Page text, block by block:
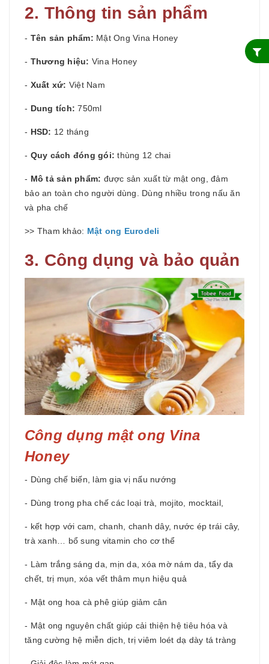
2. Thông tin sản phẩm
- Tên sản phẩm: Mật Ong Vina Honey
- Thương hiệu: Vina Honey
- Xuất xứ: Việt Nam
- Dung tích: 750ml
- HSD: 12 tháng
- Quy cách đóng gói:thùng 12 chai
- Mô tả sản phẩm: được sản xuất từ mật ong, đảm
bảo an toàn cho người dùng. Dùng nhiều trong nấu ăn
và pha chế
>> Tham khảo: Mật ong Eurodeli
3. Công dụng và bảo quản
Công dụng mật ong Vina
Honey
- Dùng chế biến, làm gia vị nấu nướng
- Dùng trong pha chế các loại trà, mojito, mocktail,
- kết hợp với cam, chanh, chanh dây, nước ép trái cây,
trà xanh… bổ sung vitamin cho cơ thể
- Làm trắng sáng da, mịn da, xóa mờ nám da, tẩy da
chết, trị mụn, xóa vết thâm mụn hiệu quả
- Mật ong hoa cà phê giúp giảm cân
- Mật ong nguyên chất giúp cải thiện hệ tiêu hóa và
tăng cường hệ miễn dịch, trị viêm loét dạ dày tá tràng